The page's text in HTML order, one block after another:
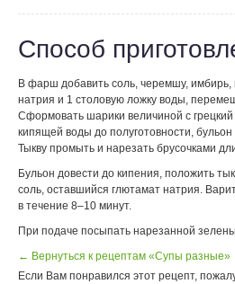
Способ
В фарш добавить соль, черемшу,
натрия и 1 столовую ложку воды,
Сформовать шарики величиной с грецкий
кипящей воды до полуготовности,
Тыкву промыть и нарезать брусочками
Бульон довести до кипения, положить
соль, оставшийся глютамат натрия.
в течение 8–10 минут.
При подаче посыпать нарезанной
← Вернуться к рецептам «Супы разные»
Если Вам понравился этот рецепт,